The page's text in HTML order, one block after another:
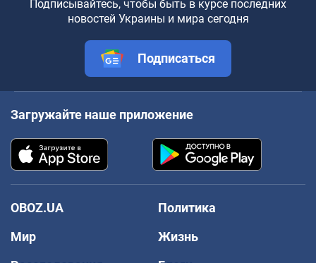
Подписывайтесь, чтобы быть в курсе последних
новостей Украины и мира сегодня
Подписаться
Загружайте наше приложение
OBOZ.UA
Политика
Мир
Жизнь